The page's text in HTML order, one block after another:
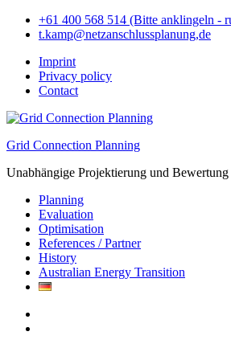
Skip
+61 400 568 514 (Bitte anklingeln -
t.kamp@netzanschlussplanung,de
Imprint
Privacy policy
Contact
Grid Connection Planning
Unabhängige Projektierung und
Planning
Evaluation
Optimisation
References / Partner
History
Australian Energy Transition